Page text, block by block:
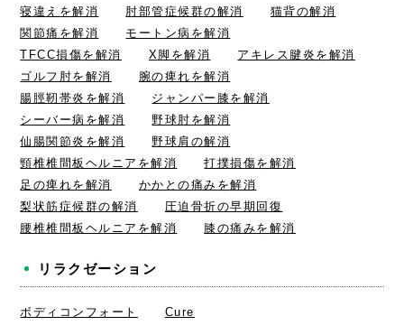
寝違えを解消
肘部管症候群の解消
猫背の解消
関節痛を解消
モートン病を解消
TFCC損傷を解消
X脚を解消
アキレス腱炎を解消
ゴルフ肘を解消
腕の痺れを解消
腸脛靭帯炎を解消
ジャンパー膝を解消
シーバー病を解消
野球肘を解消
仙腸関節炎を解消
野球肩の解消
頸椎椎間板ヘルニアを解消
打撲損傷を解消
足の痺れを解消
かかとの痛みを解消
梨状筋症候群の解消
圧迫骨折の早期回復
腰椎椎間板ヘルニアを解消
膝の痛みを解消
リラクゼーション
ボディコンフォート Cure